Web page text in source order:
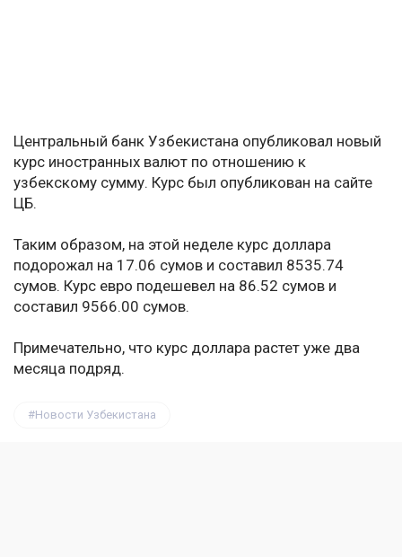
Центральный банк Узбекистана опубликовал новый
курс иностранных валют по отношению к
узбекскому сумму. Курс был опубликован на сайте
ЦБ.
Таким образом, на этой неделе курс доллара
подорожал на 17.06 сумов и составил 8535.74
сумов. Курс евро подешевел на 86.52 сумов и
составил 9566.00 сумов.
Примечательно, что курс доллара растет уже два
месяца подряд.
Новости Узбекистана